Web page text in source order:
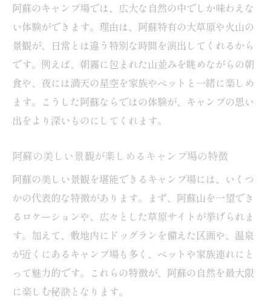
め
予約不要で楽しむ阿蘇のキャンプ場情報
予約なしで利用可能なキャンプ場の魅力
阿蘇エリアの予約不要キャンプ場の特徴解
思い立ったら行けるキャンプ場情報まとめ
予約なしで楽しむ阿蘇キャンプ場の注意点
自由気ままに楽しむキャンプ場の選び方
コテージ利用も快適な熊本県阿蘇の魅力
キャンプ場のコテージ利用で快適な滞在を
実現
阿蘇の自然を満喫できるコテージキャンプ
場選び
家族やグループに最適なキャンプ場のコテ
阿蘇のキャンプ場では、広大な自然の中でしか味わえな
い体験ができます。理由は、阿蘇特有の大草原や火山の
景観が、日常とは違う特別な時間を演出してくれるから
です。例えば、朝霧に包まれた山並みを眺めながらの朝
食や、夜には満天の星空を家族やペットと一緒に楽しめ
ます。こうした阿蘇ならではの体験が、キャンプの思い
出をより深いものにしてくれます。
阿蘇の美しい景観が楽しめるキャンプ場の特徴
阿蘇の美しい景観を堪能できるキャンプ場には、いくつ
かの代表的な特徴があります。まず、阿蘇山を一望でき
るロケーションや、広々とした草原サイトが挙げられま
す。加えて、敷地内にドッグランを備えた区画や、温泉
が近くにあるキャンプ場も多く、ペットや家族連れにと
って魅力的です。これらの特徴が、阿蘇の自然を最大限
に楽しむ秘訣となります。